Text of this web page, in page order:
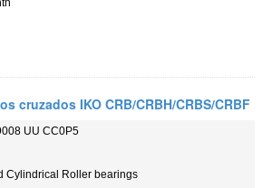
cruzados IKO CRB/CRBH/CRBS/CRBF
UU CC0P5
Cylindrical Roller bearings